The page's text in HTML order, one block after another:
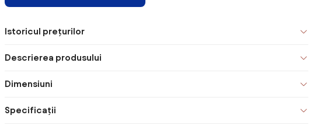
Istoricul prețurilor
Descrierea produsului
Dimensiuni
Specificații